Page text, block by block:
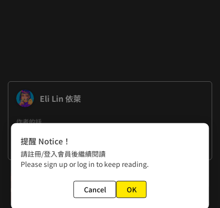
Eli Lin 依萊
作者的話
貓咪！！！
小編：點擊進入2025 看你聽的活動頁
看更多
Episode 5. 咦？
提醒 Notice！
請註冊/登入會員後繼續閱讀
Please sign up or log in to keep reading.
Cancel OK